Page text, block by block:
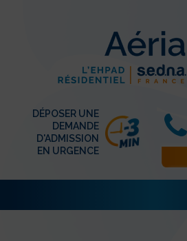
DÉPOSER UNE
DEMANDE
D'ADMISSION
EN URGENCE